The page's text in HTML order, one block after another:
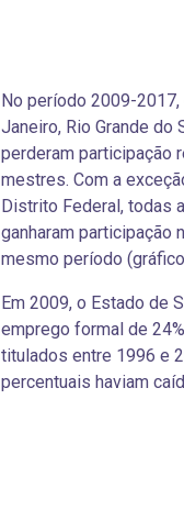
No período 2009-
Janeiro, Rio Grande do
perderam participação
mestres. Com a
Distrito Federal, todas
ganharam participação
mesmo período
Em 2009, o Estado de
emprego formal de
titulados entre 1996 e
percentuais haviam